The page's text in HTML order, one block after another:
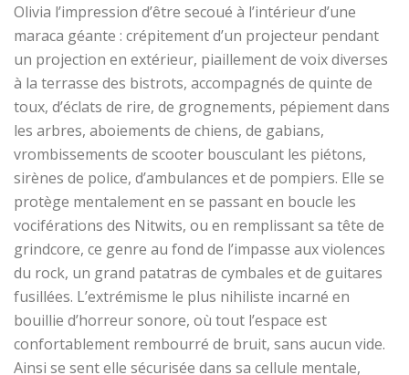
Olivia l’impression d’être secoué à l’intérieur d’une
maraca géante : crépitement d’un projecteur pendant
un projection en extérieur, piaillement de voix diverses
à la terrasse des bistrots, accompagnés de quinte de
toux, d’éclats de rire, de grognements, pépiement dans
les arbres, aboiements de chiens, de gabians,
vrombissements de scooter bousculant les piétons,
sirènes de police, d’ambulances et de pompiers. Elle se
protège mentalement en se passant en boucle les
vociférations des Nitwits, ou en remplissant sa tête de
grindcore, ce genre au fond de l’impasse aux violences
du rock, un grand patatras de cymbales et de guitares
fusillées. L’extrémisme le plus nihiliste incarné en
bouillie d’horreur sonore, où tout l’espace est
confortablement rembourré de bruit, sans aucun vide.
Ainsi se sent elle sécurisée dans sa cellule mentale,